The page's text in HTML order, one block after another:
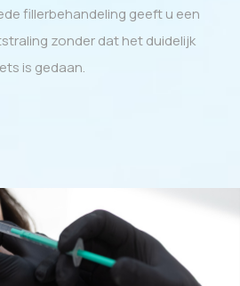
fillerbehandeling geeft u een
zonder dat het duidelijk
is gedaan.